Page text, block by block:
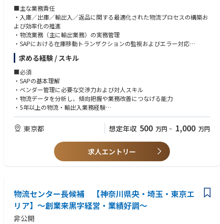
■主な業務責任
・入庫／出庫／輸出入／返品に関する最適化された物流プロセスの構築お
よび効率化の推進
・物流業務（主に輸出業務）の実務管理
・SAPにおける在庫移動トランザクションの監視およびエラー対応
・輸送遅延、損傷、顧客からの問い合わせなどに関する問題解決
・倉庫業務コストの管理（発注書作成および請求処理など）
・3PL（サードパーティロジスティクス）およびフォワーダーのサプライ
ヤー管理
・物流コストの分析および業務プロセス改善
・出荷精度、リードタイム、サービスコストなどのKPIをモニタリング
し、定期的に報告
・マニュアルおよび業務手順の整備・維持
・アドホックプロジェクトの主導または参画
■主なステークホルダー
・3PL（外部物流業者）
・営業部門
・マーケティング部門
・国内・海外の企画／計画部門
求める経験 / スキル
■必須
・SAPの基本理解
・ベンダー管理に必要な交渉力および対人スキル
・物流データを分析し、傾向把握や業務改善につなげる能力
・5年以上の物流・輸出入業務経験
・貿易条件の基本理解および輸出入業務の管理経験
・業務プロセス分析および改善能力
・日本語および英語での読み書き・会話能力
・Microsoft Office（Word、Excel、PowerPoint、Teams、SharePoint）
東京都 想定年収 500 万円 ~ 1,000 万円
求人エントリー
物流センター長候補 【神奈川県央・埼玉・東京エ
リア】～創業来黒字経営・業績好調～
非公開